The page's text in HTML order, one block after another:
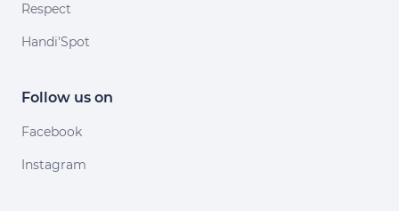
Respect
Handi'Spot
Follow us on
Facebook
Instagram